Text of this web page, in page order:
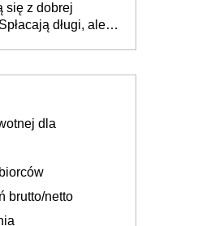
po cichu
się z dobrej
długi, ale
dla
brutto/netto